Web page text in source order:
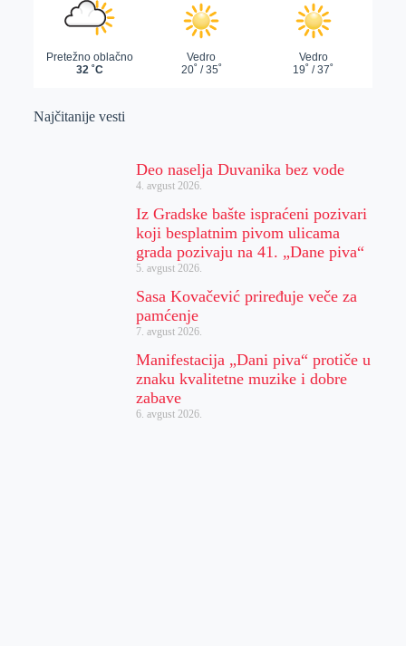
Najčitanije vesti
Deo naselja Duvanika bez vode
4. avgust 2026.
Iz Gradske bašte ispraćeni pozivari
koji besplatnim pivom ulicama
grada pozivaju na 41. „Dane piva“
5. avgust 2026.
Sasa Kovačević priređuje veče za
pamćenje
7. avgust 2026.
Manifestacija „Dani piva“ protiče u
znaku kvalitetne muzike i dobre
zabave
6. avgust 2026.